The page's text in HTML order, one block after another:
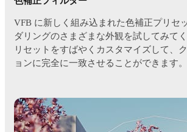
VFB に新しく組み込まれた色補正プリセ
ダリングのさまざまな外観を試してみて
リセットをすばやくカスタマイズして、
ョンに完全に一致させることができます。